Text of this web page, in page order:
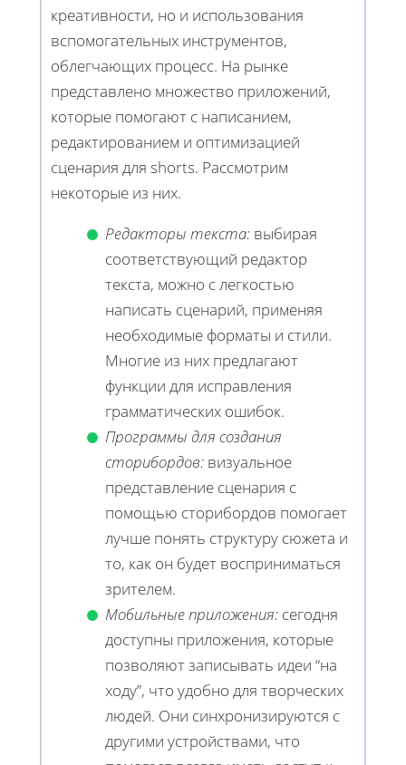
креативности, но и использования
вспомогательных инструментов,
облегчающих процесс. На рынке
представлено множество приложений,
которые помогают с написанием,
редактированием и оптимизацией
сценария для shorts. Рассмотрим
некоторые из них.
Редакторы текста: выбирая
соответствующий редактор
текста, можно с легкостью
написать сценарий, применяя
необходимые форматы и стили.
Многие из них предлагают
функции для исправления
грамматических ошибок.
Программы для создания
сторибордов: визуальное
представление сценария с
помощью сторибордов помогает
лучше понять структуру сюжета и
то, как он будет восприниматься
зрителем.
Мобильные приложения: сегодня
доступны приложения, которые
позволяют записывать идеи “на
ходу”, что удобно для творческих
людей. Они синхронизируются с
другими устройствами, что